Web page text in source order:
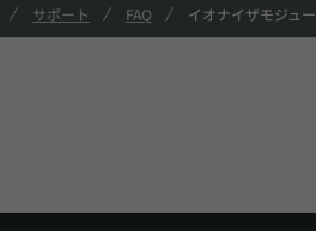
サポート FAQ イオナイザモジュ